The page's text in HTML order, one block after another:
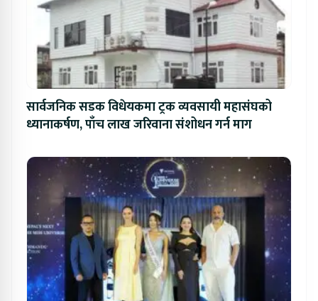
सार्वजनिक सडक विधेयकमा ट्रक व्यवसायी महासंघको
ध्यानाकर्षण, पाँच लाख जरिवाना संशोधन गर्न माग